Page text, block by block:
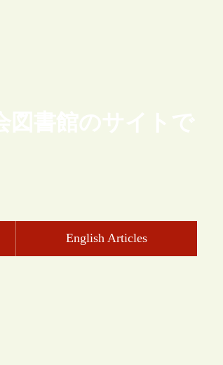
図書館のサイトで
English Articles